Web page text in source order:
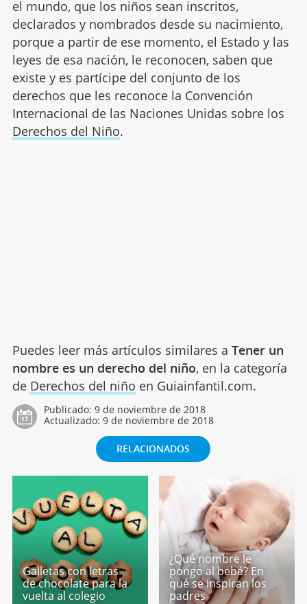
el mundo, que los niños sean inscritos,
declarados y nombrados desde su nacimiento,
porque a partir de ese momento, el Estado y las
leyes de esa nación, le reconocen, saben que
existe y es partícipe del conjunto de los
derechos que les reconoce la Convención
Internacional de las Naciones Unidas sobre los
Derechos del Niño.
Puedes leer más artículos similares a Tener un
nombre es un derecho del niño, en la categoría
de Derechos del niño en Guiainfantil.com.
Publicado: 9 de noviembre de 2018
Actualizado: 9 de noviembre de 2018
RELACIONADOS
Galletas con letras
de chocolate para la
vuelta al colegio
¿Qué nombre le
pongo al bebé? En
qué se inspiran los
padres